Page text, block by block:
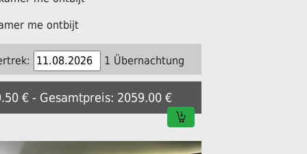
me ontbijt
1 Übernachtung
€ - Gesamtpreis: 2059.00 €